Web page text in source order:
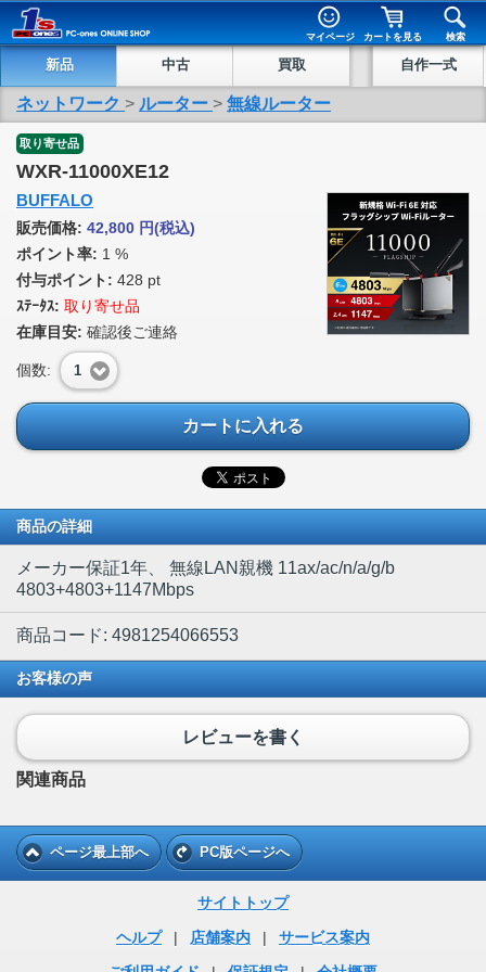
マイページ カートを見る 検索
新品 中古 買取 自作一式
ネットワーク > ルーター > 無線ルーター
取り寄せ品
WXR-11000XE12
BUFFALO
販売価格: 42,800 円(税込)
ポイント率: 1 %
付与ポイント: 428 pt
ｽﾃｰﾀｽ: 取り寄せ品
在庫目安: 確認後ご連絡
個数: 1
カートに入れる
商品の詳細
メーカー保証1年、 無線LAN親機 11ax/ac/n/a/g/b
4803+4803+1147Mbps
商品コード: 4981254066553
お客様の声
レビューを書く
関連商品
ページ最上部へ PC版ページへ
サイトトップ
ヘルプ
| 店舗案内 |
サービス案内